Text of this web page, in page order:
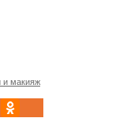
и макияж